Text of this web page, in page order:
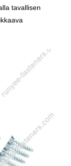
tavallisen